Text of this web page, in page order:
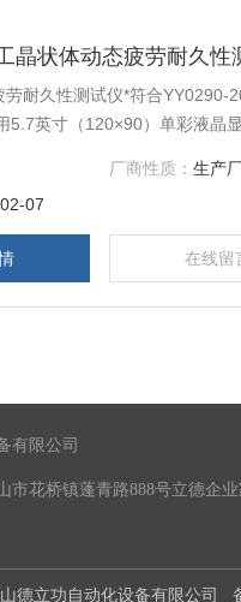
晶状体动态疲劳耐久性
劳耐久性测试仪*符合YY0290-
厂商性质： 生产
07
在线留
有限公司
市花桥镇蓬青路888号立德企
德立功自动化设备有限公司